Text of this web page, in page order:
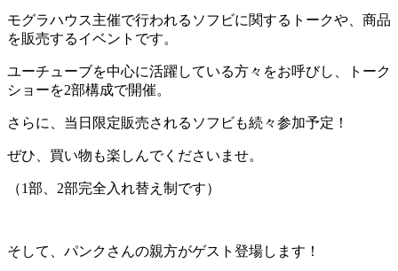
モグラハウス主催で行われるソフビに関するトークや、商品
を販売するイベントです。
ユーチューブを中心に活躍している方々をお呼びし、トーク
ショーを2部構成で開催。
さらに、当日限定販売されるソフビも続々参加予定！
ぜひ、買い物も楽しんでくださいませ。
（1部、2部完全入れ替え制です）
そして、パンクさんの親方がゲスト登場します！